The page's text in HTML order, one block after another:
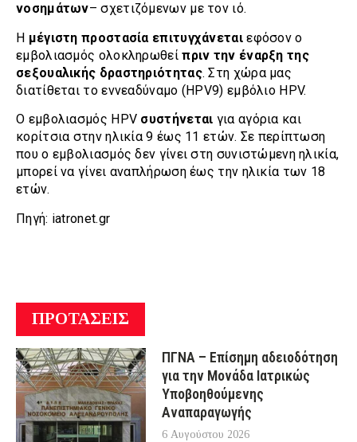
νοσημάτων– σχετιζόμενων με τον ιό.
Η μέγιστη προστασία επιτυγχάνεταιεφόσον ο
εμβολιασμός ολοκληρωθείπριν την έναρξη της
σεξουαλικής δραστηριότητας. Στη χώρα μας
διατίθεται το εννεαδύναμο (HPV9) εμβόλιο HPV.
Ο εμβολιασμός HPV συστήνεται για αγόρια και
κορίτσια στην ηλικία 9 έως 11 ετών. Σε περίπτωση
που ο εμβολιασμός δεν γίνει στη συνιστώμενη ηλικία,
μπορεί να γίνει αναπλήρωση έως την ηλικία των 18
ετών.
Πηγή: iatronet.gr
ΠΡΟΤΑΣΕΙΣ
ΠΓΝΑ – Επίσημη αδειοδότηση
για την Μονάδα Ιατρικώς
Υποβοηθούμενης
Αναπαραγωγής
6 Αυγούστου 2026